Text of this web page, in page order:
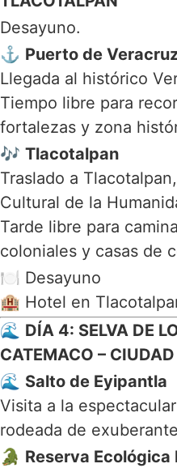
Desayuno.
⚓ Puerto de
Llegada al histórico
Tiempo libre para
fortalezas y zona
🎶 Tlacotalpan
Traslado a Tlacotalpan
Cultural de la
Tarde libre para
coloniales y casas de
🍽️ Desayuno
🏨 Hotel en
🌊 DÍA 4: SELVA DE
CATEMACO –
🌊 Salto de Eyipantla
Visita a la espectacular
rodeada de
🐊 Reserva